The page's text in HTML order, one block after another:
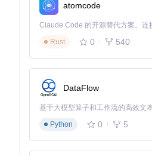
三、场景化解决方案：三
个人用户：科研工作者的文献处
核心需求：快速整合多源学术
实战流程
导入不同平台下载的PDF/
atomcode
Rust
0 540
DataFlow
基于大模型算子和工作流的高效文
Python
0 5